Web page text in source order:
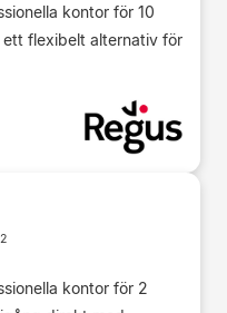
kontor för 10
ett flexibelt alternativ för
2
kontor för 2